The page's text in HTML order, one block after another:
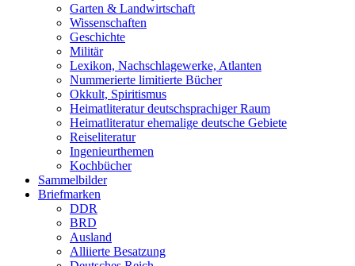
Garten & Landwirtschaft
Wissenschaften
Geschichte
Militär
Lexikon, Nachschlagewerke, Atlanten
Nummerierte limitierte Bücher
Okkult, Spiritismus
Heimatliteratur deutschsprachiger Raum
Heimatliteratur ehemalige deutsche Gebiete
Reiseliteratur
Ingenieurthemen
Kochbücher
Sammelbilder
Briefmarken
DDR
BRD
Ausland
Alliierte Besatzung